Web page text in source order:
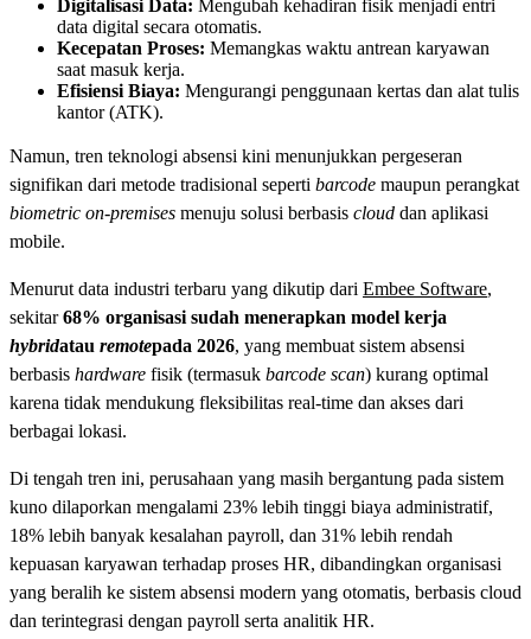
Digitalisasi Data: Mengubah kehadiran fisik menjadi entri
data digital secara otomatis.
Kecepatan Proses: Memangkas waktu antrean karyawan
saat masuk kerja.
Efisiensi Biaya: Mengurangi penggunaan kertas dan alat tulis
kantor (ATK).
Namun, tren teknologi absensi kini menunjukkan pergeseran
signifikan dari metode tradisional seperti barcode maupun perangkat
biometric on-premises menuju solusi berbasis cloud dan aplikasi
mobile.
Menurut data industri terbaru yang dikutip dari Embee Software,
sekitar68% organisasi sudah menerapkan model kerja
hybridatau remotepada 2026, yang membuat sistem absensi
berbasis hardware fisik (termasuk barcode scan) kurang optimal
karena tidak mendukung fleksibilitas real-time dan akses dari
berbagai lokasi.
Di tengah tren ini, perusahaan yang masih bergantung pada sistem
kuno dilaporkan mengalami 23% lebih tinggi biaya administratif,
18% lebih banyak kesalahan payroll, dan 31% lebih rendah
kepuasan karyawan terhadap proses HR, dibandingkan organisasi
yang beralih ke sistem absensi modern yang otomatis, berbasis cloud
dan terintegrasi dengan payroll serta analitik HR.